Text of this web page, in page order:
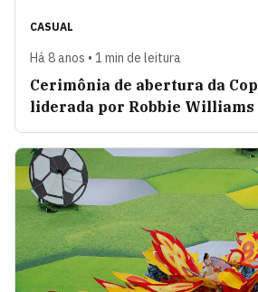
CASUAL
Há 8 anos • 1 min de leitura
Cerimônia de abertura da
liderada por Robbie Williams